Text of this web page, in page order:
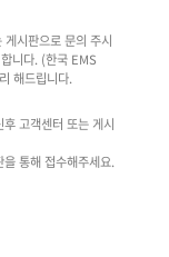
시판으로 문의 주시
니다. (한국 EMS
해드립니다.
고객센터 또는 게시
통해 접수해주세요.